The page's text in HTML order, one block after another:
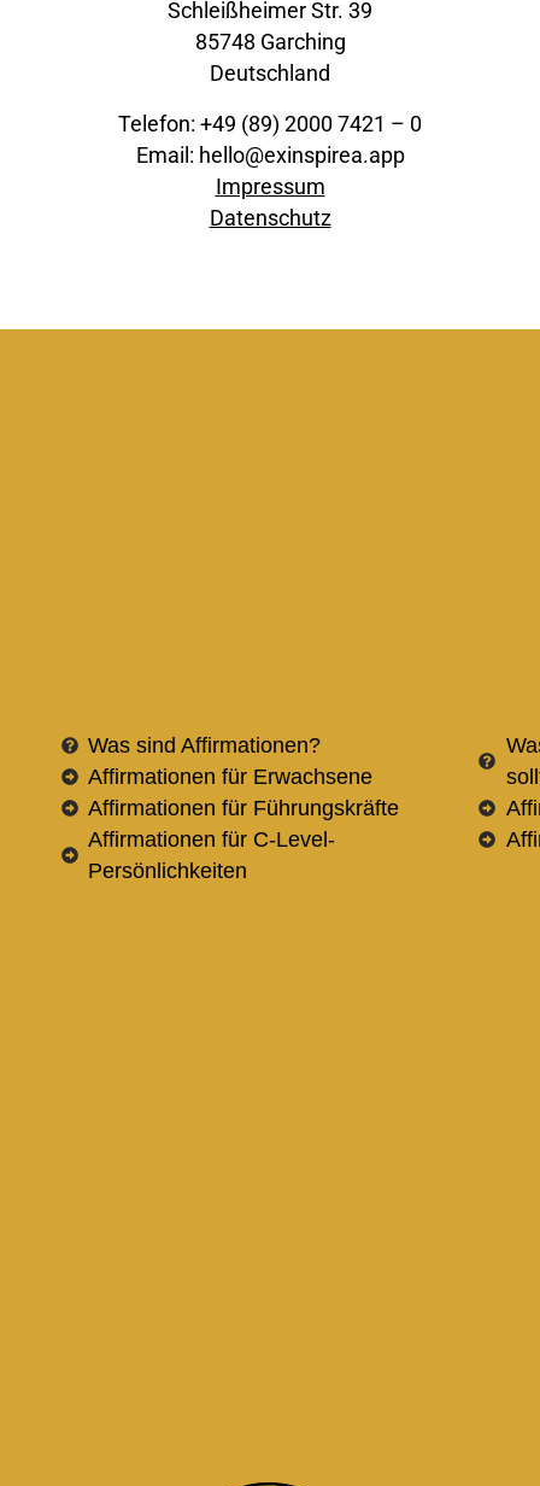
Schleißheimer Str. 39
85748 Garching
Deutschland
Telefon: +49 (89) 2000 7421 – 0
Email: hello@exinspirea.app
Impressum
Datenschutz
Was sind Affirmationen?
Affirmationen für Erwachsene
Affirmationen für Führungskräfte
Affirmationen für C-Level-
Persönlichkeiten